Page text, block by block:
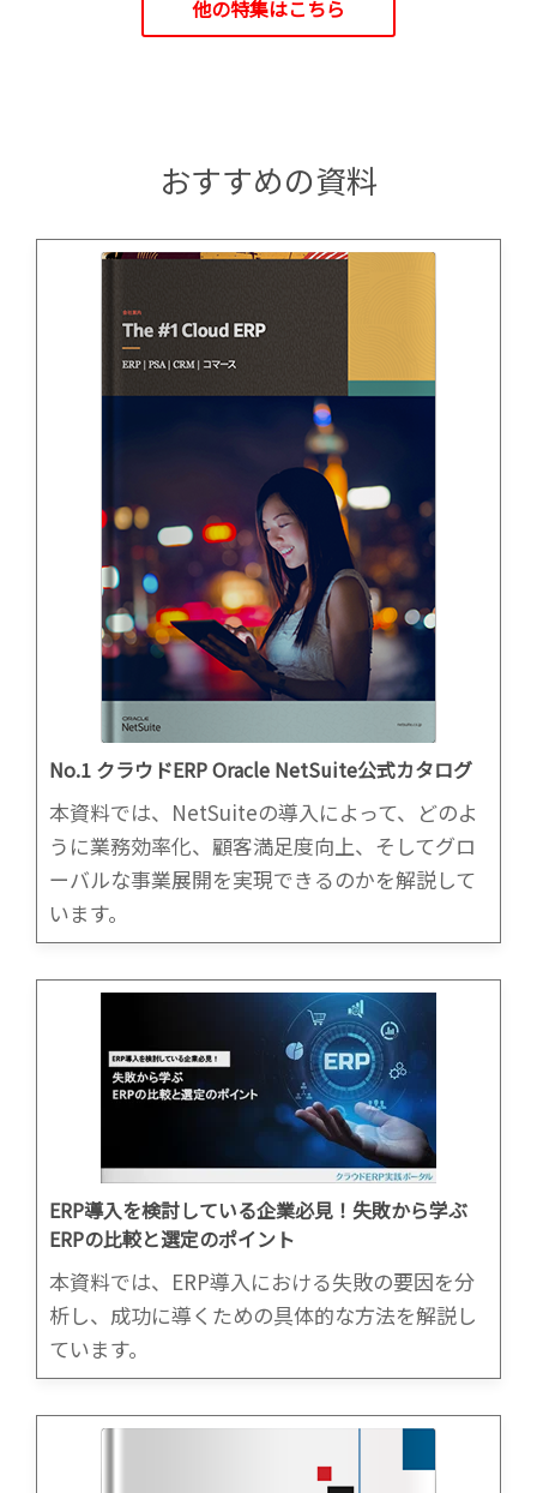
他の特集はこちら
おすすめの資料
No.1 クラウドERP Oracle NetSuite公式カタログ
本資料では、NetSuiteの導入によって、どのよ
うに業務効率化、顧客満足度向上、そしてグロ
ーバルな事業展開を実現できるのかを解説して
います。
ERP導入を検討している企業必見！失敗から学ぶ
ERPの比較と選定のポイント
本資料では、ERP導入における失敗の要因を分
析し、成功に導くための具体的な方法を解説し
ています。